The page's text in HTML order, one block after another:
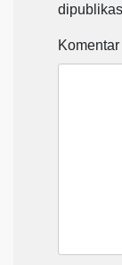
Komentar